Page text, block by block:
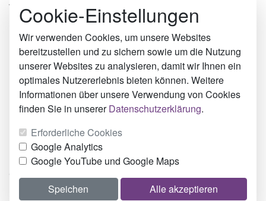
Werben in Städten
Berlin
Hamburg
München
Köln
Hillesheim
Einbeck
Hoyerswerda
Über uns
Impressum
Datenschutz
Cookie-Einstellungen
Cookie-Einstellungen
Wir verwenden Cookies, um unsere Websites
bereitzustellen und zu sichern sowie um die Nutzung
unserer Websites zu analysieren, damit wir Ihnen ein
optimales Nutzererlebnis bieten können. Weitere
Informationen über unsere Verwendung von Cookies
finden Sie in unsererDatenschutzerklärung.
Erforderliche Cookies
Google Analytics
Google YouTube und Google Maps
Speichen Alle akzeptieren